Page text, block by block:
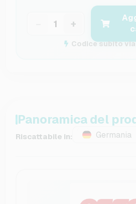
+
Codice subito
Panoramica del
Riscattabile in: Germania